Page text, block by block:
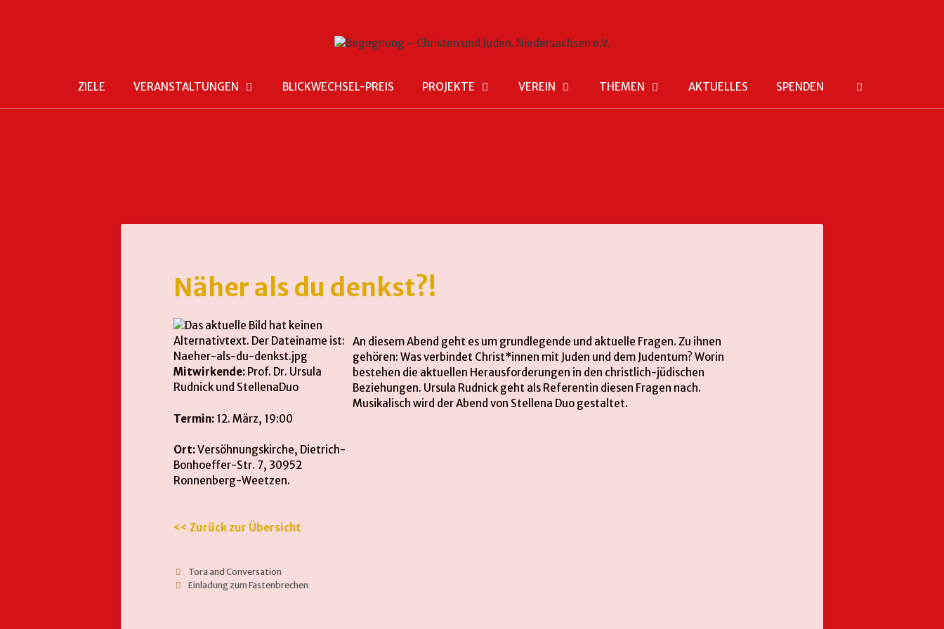
ZIELE VERANSTALTUNGEN BLICKWECHSEL-PREIS PROJEKTE VEREIN THEMEN AKTUELLES SPENDEN
Näher als du denkst?!
Mitwirkende: Prof. Dr. Ursula
Rudnick und StellenaDuo
Termin: 12. März, 19:00
Ort:Versöhnungskirche, Dietrich-
Bonhoeffer-Str. 7, 30952
Ronnenberg-Weetzen.
An diesem Abend geht es um grundlegende und aktuelle Fragen. Zu ihnen
gehören: Was verbindet Christ*innen mit Juden und dem Judentum? Worin
bestehen die aktuellen Herausforderungen in den christlich-jüdischen
Beziehungen. Ursula Rudnick geht als Referentin diesen Fragen nach.
Musikalisch wird der Abend von Stellena Duo gestaltet.
<< Zurück zur Übersicht
Tora and Conversation
Einladung zum Fastenbrechen